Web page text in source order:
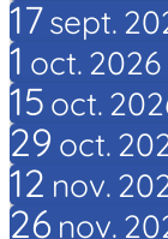
17sept.
1 oct. 2026
15 oct.
29 oct.
12 nov.
26 nov.